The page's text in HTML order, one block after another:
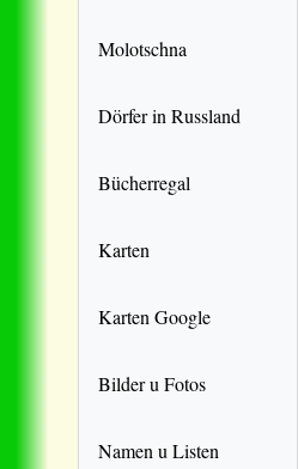
Molotschna
Dörfer in Russland
Bücherregal
Karten
Karten Google
Bilder u Fotos
Namen u Listen